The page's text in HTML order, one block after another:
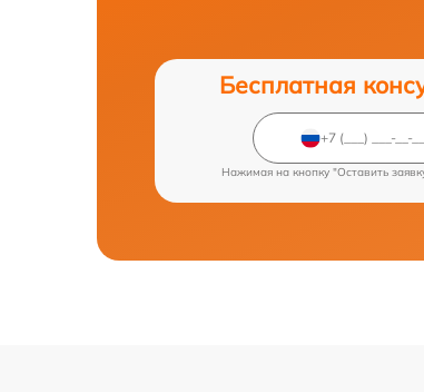
Бесплатная
Нажимая на кнопку "Оставить